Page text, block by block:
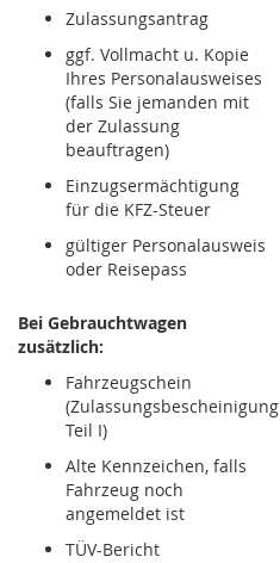
Zulassungsantrag
ggf. Vollmacht u. Kopie
Ihres Personalausweises
(falls Sie jemanden mit
der Zulassung
beauftragen)
Einzugsermächtigung
für die KFZ-Steuer
gültiger Personalausweis
oder Reisepass
Bei Gebrauchtwagen
zusätzlich:
Fahrzeugschein
(Zulassungsbescheinigung
Teil I)
Alte Kennzeichen, falls
Fahrzeug noch
angemeldet ist
TÜV-Bericht